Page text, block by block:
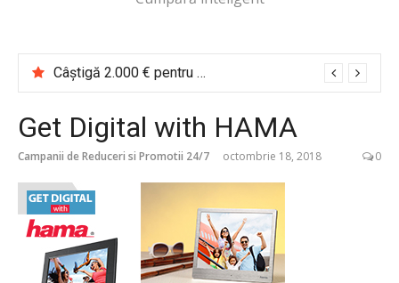
Câștigă 2.000 € pentru o vacanță de cititor Cărțile te trimit în călătorie
Get Digital with HAMA
Campanii de Reduceri si Promotii 24/7 octombrie 18, 2018 0